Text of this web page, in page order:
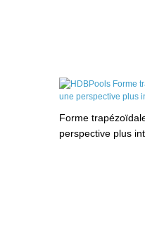
Forme
perspective plus